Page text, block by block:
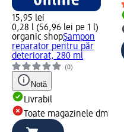
15,95 lei
0,28 l (56,96 lei pe 1 l)
organic shopȘampon
reparator pentru păr
deteriorat, 280 ml
(0)
Notă
Livrabil
Toate magazinele dm